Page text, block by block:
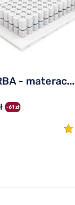
- materac...
-61 zł